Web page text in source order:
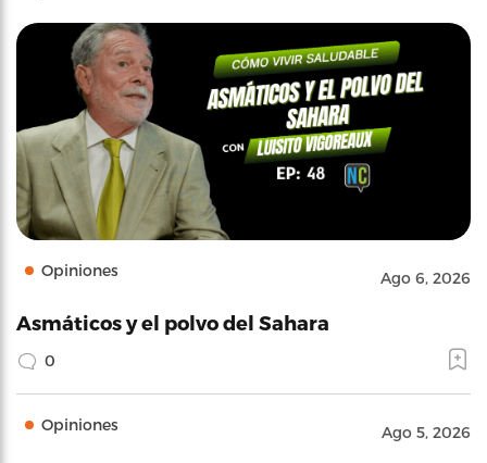
Opiniones Ago 6, 2026
Asmáticos y el polvo del Sahara
0
Opiniones Ago 5, 2026